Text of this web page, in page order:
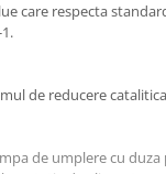
care respecta
de reducere
de umplere cu